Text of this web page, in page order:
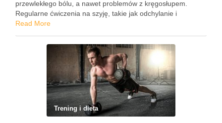
przewlekłego bólu, a nawet problemów z kręgosłupem.
Regularne ćwiczenia na szyję, takie jak odchylanie i
obracanie głowy, stanowią klucz do utrzymania prawidłowej
Read More
Trening i dieta